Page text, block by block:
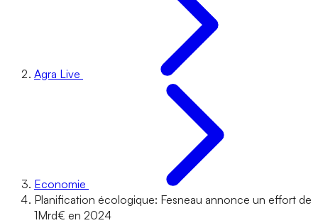
Agra Live
Economie
Planification écologique: Fesneau annonce un effort de
1Mrd€ en 2024